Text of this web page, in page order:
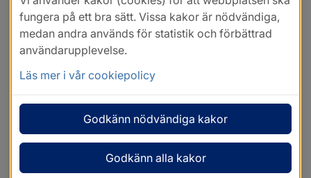
fungera på ett bra sätt. Vissa kakor är nödvändiga,
medan andra används för statistik och förbättrad
användarupplevelse.
Läs mer i vår cookiepolicy
Godkänn nödvändiga kakor
Godkänn alla kakor